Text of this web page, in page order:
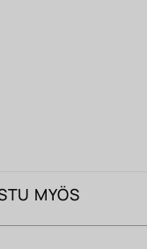
MYÖS